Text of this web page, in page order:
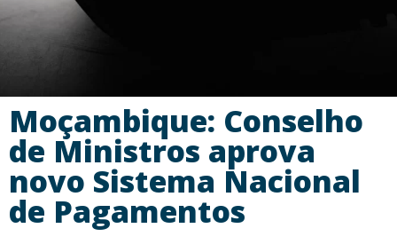
Moçambique: Conselho
de Ministros aprova
novo Sistema Nacional
de Pagamentos